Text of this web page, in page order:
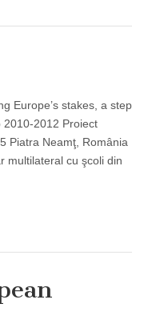
Europe’s stakes, a step
2010-2012 Proiect
Piatra Neamţ, România
multilateral cu şcoli din